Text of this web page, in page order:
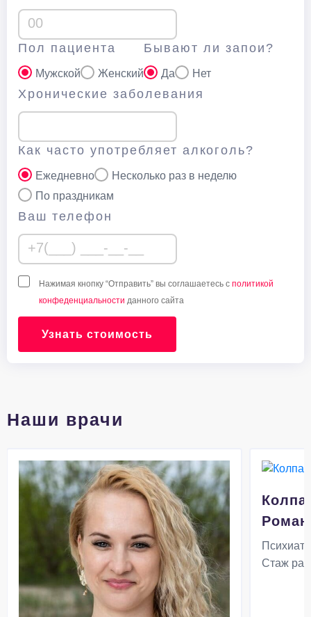
Пол пациента
Мужской Женский
Бывают ли запои?
Да Нет
Хронические заболевания
Как часто употребляет алкоголь?
Ежедневно
Несколько раз в неделю
По праздникам
Ваш телефон
Нажимая кнопку “Отправить” вы соглашаетесь с политикой
конфеденциальности данного сайта
Узнать стоимость
Наши врачи
Стаж